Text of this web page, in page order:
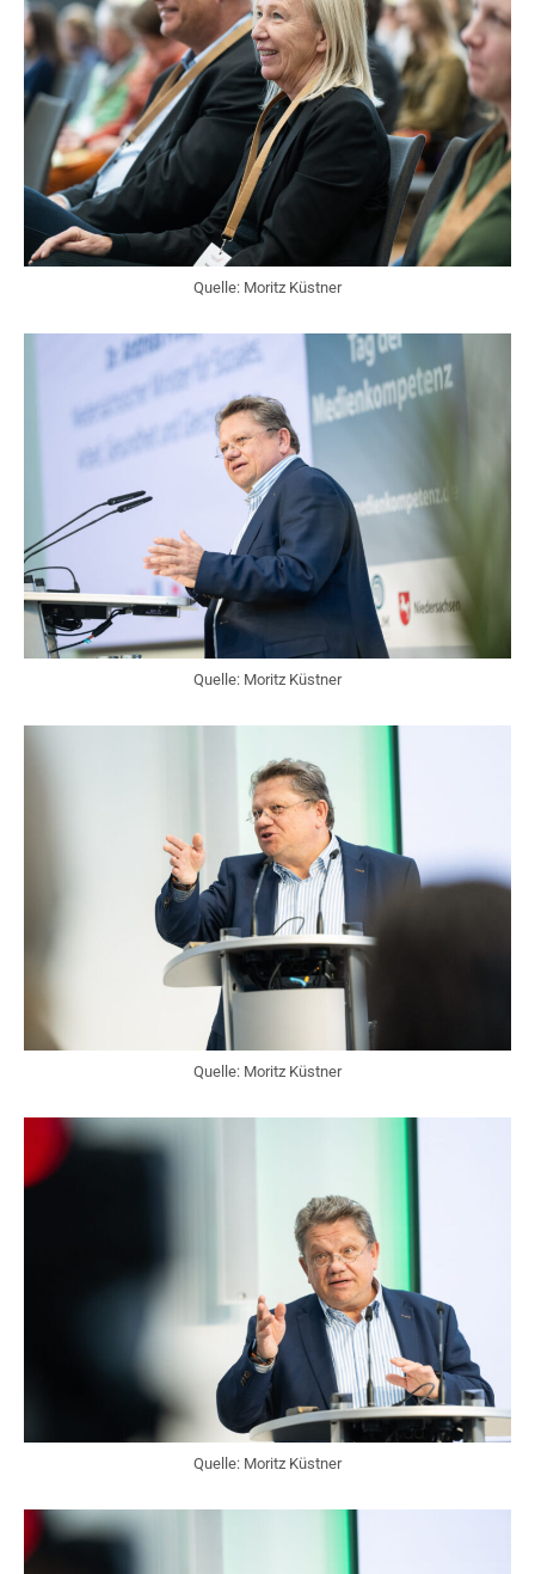
Quelle: Moritz Küstner
Quelle: Moritz Küstner
Quelle: Moritz Küstner
Quelle: Moritz Küstner